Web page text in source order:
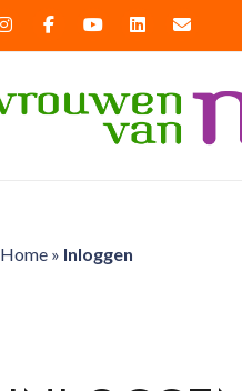
Home» Inloggen